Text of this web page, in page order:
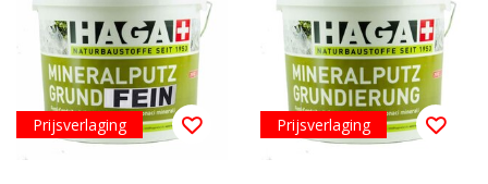
Prijsverlaging Prijsverlaging